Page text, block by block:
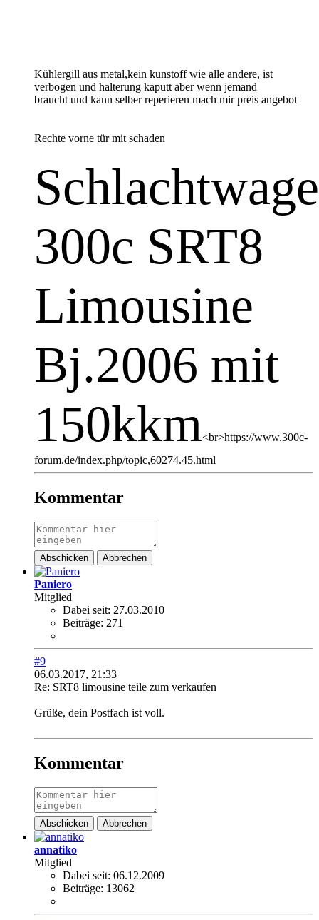
Kühlergill aus metal,kein kunstoff wie alle andere, ist
verbogen und halterung kaputt aber wenn jemand
braucht und kann selber reperieren mach mir preis angebot
Rechte vorne tür mit schaden
300c SRT8
Limousine
Bj.2006 mit
150kkm<br>https://www.300c-
forum.de/index.php/topic,60274.45.html
Kommentar
Abschicken Abbrechen
Paniero
Mitglied
Dabei seit: 27.03.2010
Beiträge: 271
#9
06.03.2017, 21:33
Re: SRT8 limousine teile zum verkaufen
Grüße, dein Postfach ist voll.
Kommentar
Abschicken Abbrechen
annatiko
Mitglied
Dabei seit: 06.12.2009
Beiträge: 13062